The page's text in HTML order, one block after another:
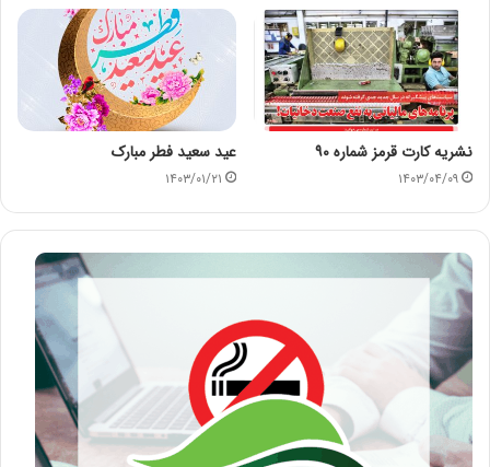
نشریه کارت قرمز شماره ۹۰
۱۴۰۳/۰۴/۰۹
عید سعید فطر مبارک
۱۴۰۳/۰۱/۲۱